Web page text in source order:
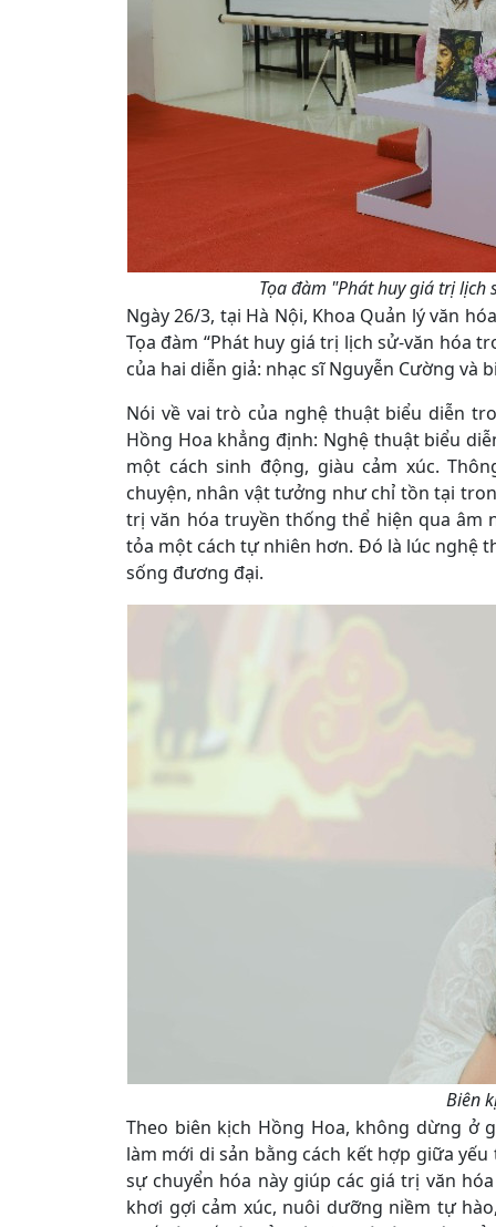
Tọa đàm "Phát huy giá trị
Ngày 26/3, tại Hà Nội, Khoa Quản lý văn
Tọa đàm “Phát huy giá trị lịch sử-văn hóa
của hai diễn giả: nhạc sĩ Nguyễn Cường và
Nói về vai trò của nghệ thuật biểu diễn
Hồng Hoa khẳng định: Nghệ thuật biểu
một cách sinh động, giàu cảm xúc.
chuyện, nhân vật tưởng như chỉ tồn tại
trị văn hóa truyền thống thể hiện qua âm
tỏa một cách tự nhiên hơn. Đó là lúc nghệ
sống đương đại.
Biên
Theo biên kịch Hồng Hoa, không dừng ở
làm mới di sản bằng cách kết hợp giữa
sự chuyển hóa này giúp các giá trị văn
khơi gợi cảm xúc, nuôi dưỡng niềm tự